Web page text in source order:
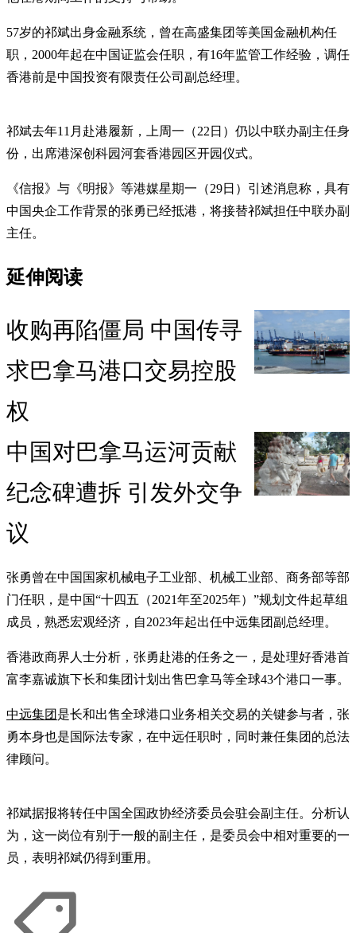
57岁的祁斌出身金融系统，曾在高盛集团等美国金融机构任
职，2000年起在中国证监会任职，有16年监管工作经验，调任
香港前是中国投资有限责任公司副总经理。
祁斌去年11月赴港履新，上周一（22日）仍以中联办副主任身
份，出席港深创科园河套香港园区开园仪式。
《信报》与《明报》等港媒星期一（29日）引述消息称，具有
中国央企工作背景的张勇已经抵港，将接替祁斌担任中联办副
主任。
延伸阅读
收购再陷僵局 中国传寻
求巴拿马港口交易控股
权
中国对巴拿马运河贡献
纪念碑遭拆 引发外交争
议
张勇曾在中国国家机械电子工业部、机械工业部、商务部等部
门任职，是中国“十四五（2021年至2025年）”规划文件起草组
成员，熟悉宏观经济，自2023年起出任中远集团副总经理。
香港政商界人士分析，张勇赴港的任务之一，是处理好香港首
富李嘉诚旗下长和集团计划出售巴拿马等全球43个港口一事。
中远集团 是长和出售全球港口业务相关交易的关键参与者，张
勇本身也是国际法专家，在中远任职时，同时兼任集团的总法
律顾问。
祁斌据报将转任中国全国政协经济委员会驻会副主任。分析认
为，这一岗位有别于一般的副主任，是委员会中相对重要的一
员，表明祁斌仍得到重用。